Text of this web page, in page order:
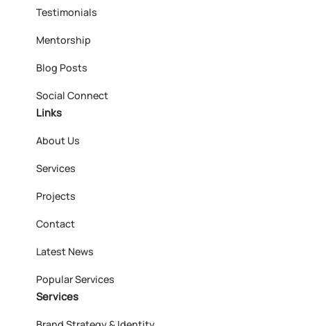
Testimonials
Mentorship
Blog Posts
Social Connect
Links
About Us
Services
Projects
Contact
Latest News
Popular Services
Services